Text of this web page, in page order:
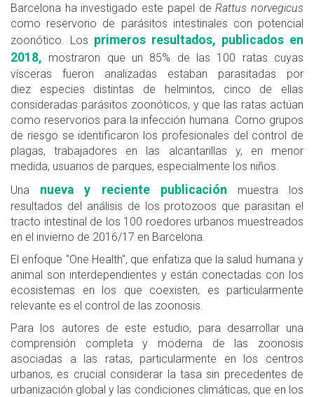
Barcelona ha investigado este papel deRattus norvegicus
como reservorio de parásitos intestinales con potencial
zoonótico. Los primeros resultados, publicados en
2018, mostraron que un 85% de las 100 ratas cuyas
vísceras fueron analizadas estaban parasitadas por
diez especies distintas de helmintos, cinco de ellas
consideradas parásitos zoonóticos, y que las ratas actúan
como reservorios para la infección humana. Como grupos
de riesgo se identificaron los profesionales del control de
plagas, trabajadores en las alcantarillas y, en menor
medida, usuarios de parques, especialmente los niños.
Una nueva y reciente publicación muestra los
resultados del análisis de los protozoos que parasitan el
tracto intestinal de los 100 roedores urbanos muestreados
en el invierno de 2016/17 en Barcelona.
El enfoque "One Health", que enfatiza que la salud humana y
animal son interdependientes y están conectadas con los
ecosistemas en los que coexisten, es particularmente
relevante es el control de las zoonosis.
Para los autores de este estudio, para desarrollar una
comprensión completa y moderna de las zoonosis
asociadas a las ratas, particularmente en los centros
urbanos, es crucial considerar la tasa sin precedentes de
urbanización global y las condiciones climáticas, que en los